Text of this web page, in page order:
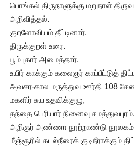
பொங்கல் திருநாளுக்கு மறுநாள்
அறிவித்தல்.
குறளோவியம் தீட்டினார்.
திருக்குறள் உரை.
பூம்புகார் அமைத்தார்.
உயிர் காக்கும் கலைஞர் காப்பீட்டுத்
அவசர-கால மருத்துவ ஊர்தி 108
மகளிர் சுய உதவிக்குழு,
தந்தை பெரியார் நினைவு சமத்துவபுரம்,
அறிஞர் அண்ணா நூற்றாண்டு
மீஞ்சூரில் கடல்நீரைக் குடிநீராக்கும்